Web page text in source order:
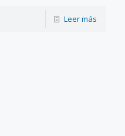
Leer más